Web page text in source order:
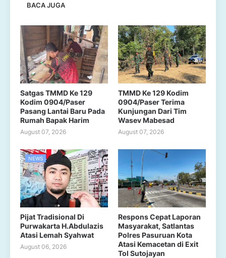
BACA JUGA
Satgas TMMD Ke 129
Kodim 0904/Paser
Pasang Lantai Baru Pada
Rumah Bapak Harim
August 07, 2026
TMMD Ke 129 Kodim
0904/Paser Terima
Kunjungan Dari Tim
Wasev Mabesad
August 07, 2026
NEWS
Pijat Tradisional Di
Purwakarta H.Abdulazis
Atasi Lemah Syahwat
August 06, 2026
Respons Cepat Laporan
Masyarakat, Satlantas
Polres Pasuruan Kota
Atasi Kemacetan di Exit
Tol Sutojayan